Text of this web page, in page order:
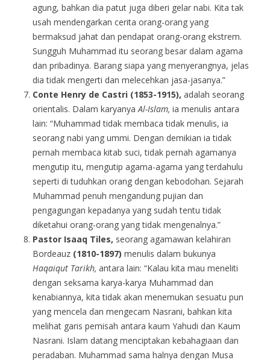
agung, bahkan dia patut juga diberi gelar nabi. Kita tak
usah mendengarkan cerita orang-orang yang
bermaksud jahat dan pendapat orang-orang ekstrem.
Sungguh Muhammad itu seorang besar dalam agama
dan pribadinya. Barang siapa yang menyerangnya, jelas
dia tidak mengerti dan melecehkan jasa-jasanya.”
Conte Henry de Castri (1853-1915), adalah seorang
orientalis. Dalam karyanyaAl-Islam, ia menulis antara
lain: “Muhammad tidak membaca tidak menulis, ia
seorang nabi yang ummi. Dengan demikian ia tidak
pernah membaca kitab suci, tidak pernah agamanya
mengutip itu, mengutip agama-agama yang terdahulu
seperti di tuduhkan orang dengan kebodohan. Sejarah
Muhammad penuh mengandung pujian dan
pengagungan kepadanya yang sudah tentu tidak
diketahui orang-orang yang tidak mengenalnya.”
Pastor Isaaq Tiles, seorang agamawan kelahiran
Bordeauz (1810-1897) menulis dalam bukunya
Haqaiqut Tarikh, antara lain: “Kalau kita mau meneliti
dengan seksama karya-karya Muhammad dan
kenabiannya, kita tidak akan menemukan sesuatu pun
yang mencela dan mengecam Nasrani, bahkan kita
melihat garis pemisah antara kaum Yahudi dan Kaum
Nasrani. Islam datang menciptakan kebahagiaan dan
peradaban. Muhammad sama halnya dengan Musa